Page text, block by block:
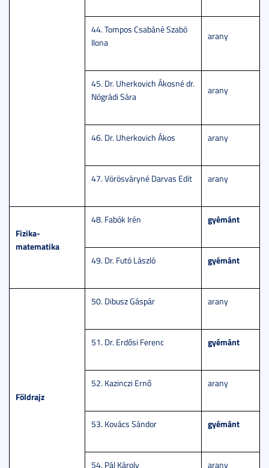
44. Tompos Csabáné Szabó
Ilona
arany
45. Dr. Uherkovich Ákosné dr.
Nógrádi Sára
arany
46. Dr. Uherkovich Ákos arany
47. Vörösváryné Darvas Edit arany
Fizika-
matematika
48. Fabók Irén gyémánt
49. Dr. Futó László gyémánt
Földrajz
50. Dibusz Gáspár arany
51. Dr. Erdősi Ferenc gyémánt
52. Kazinczi Ernő arany
53. Kovács Sándor gyémánt
54. Pál Károly arany